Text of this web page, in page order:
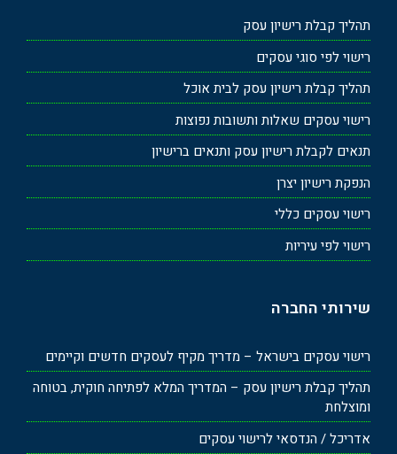
תהליך קבלת רישיון עסק
רישוי לפי סוגי עסקים
תהליך קבלת רישיון עסק לבית אוכל
רישוי עסקים שאלות ותשובות נפוצות
תנאים לקבלת רישיון עסק ותנאים ברישיון
הנפקת רישיון יצרן
רישוי עסקים כללי
רישוי לפי עיריות
שירותי החברה
רישוי עסקים בישראל – מדריך מקיף לעסקים חדשים וקיימים
תהליך קבלת רישיון עסק – המדריך המלא לפתיחה חוקית, בטוחה
ומוצלחת
אדריכל / הנדסאי לרישוי עסקים